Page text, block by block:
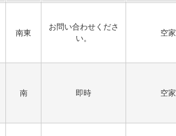
南東
お問い合わせくださ
い。
空家
南 即時 空家